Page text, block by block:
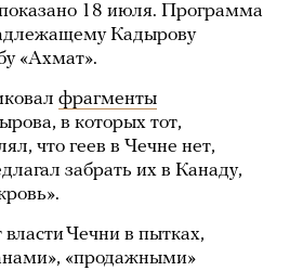
18 июля. Программа
Кадырову
«Ахмат».
фрагменты
в которых тот,
что геев в Чечне нет,
забрать их в Канаду,
власти Чечни в пытках,
«продажными»